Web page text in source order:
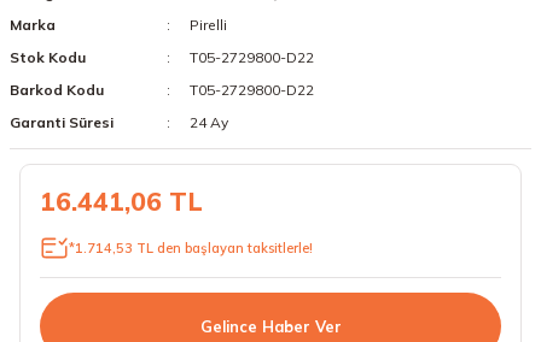
19 Lastikler
20 Lastikler
23 Lastikler
Marka
Pirelli
Stok Kodu
T05-2729800-D22
Barkod Kodu
T05-2729800-D22
Garanti Süresi
24 Ay
16.441,06 TL
*1.714,53 TL den başlayan taksitlerle!
Gelince Haber Ver